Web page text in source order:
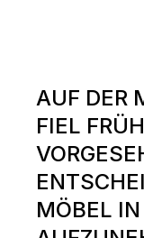
AUF DER
FIEL
MÖBEL